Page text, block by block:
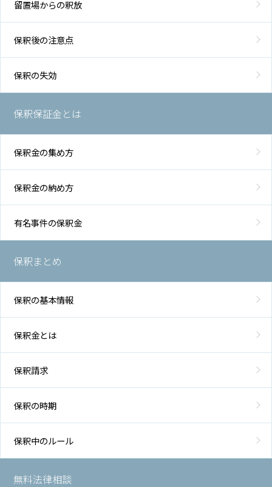
留置場からの釈放
保釈後の注意点
保釈の失効
保釈保証金とは
保釈金の集め方
保釈金の納め方
有名事件の保釈金
保釈まとめ
保釈の基本情報
保釈金とは
保釈請求
保釈の時期
保釈中のルール
無料法律相談